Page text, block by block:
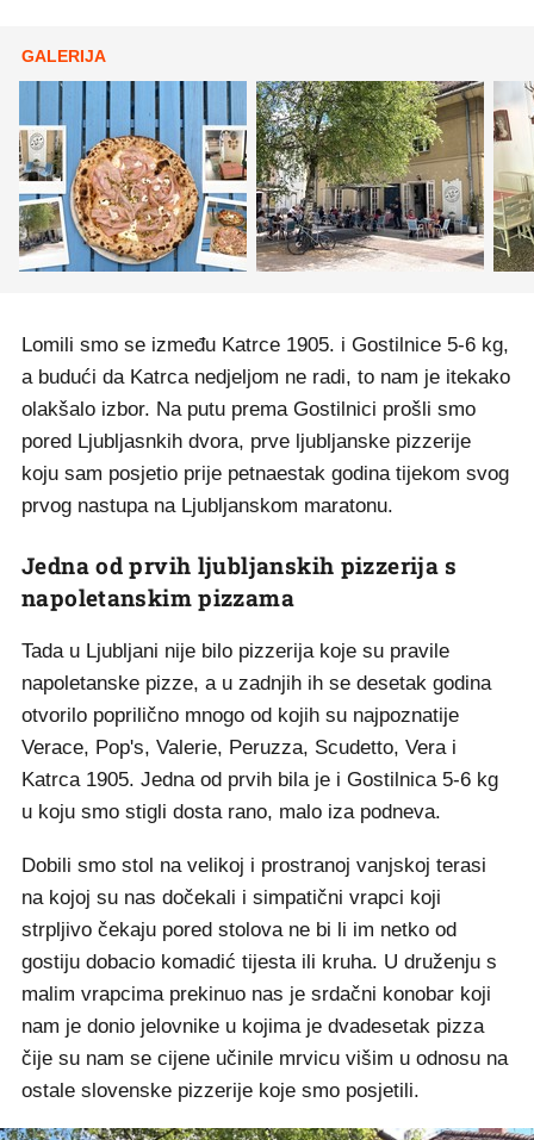
GALERIJA
Lomili smo se između Katrce 1905. i Gostilnice 5-6 kg,
a budući da Katrca nedjeljom ne radi, to nam je itekako
olakšalo izbor. Na putu prema Gostilnici prošli smo
pored Ljubljasnkih dvora, prve ljubljanske pizzerije
koju sam posjetio prije petnaestak godina tijekom svog
prvog nastupa na Ljubljanskom maratonu.
Jedna od prvih ljubljanskih pizzerija s
napoletanskim pizzama
Tada u Ljubljani nije bilo pizzerija koje su pravile
napoletanske pizze, a u zadnjih ih se desetak godina
otvorilo poprilično mnogo od kojih su najpoznatije
Verace, Pop's, Valerie, Peruzza, Scudetto, Vera i
Katrca 1905. Jedna od prvih bila je i Gostilnica 5-6 kg
u koju smo stigli dosta rano, malo iza podneva.
Dobili smo stol na velikoj i prostranoj vanjskoj terasi
na kojoj su nas dočekali i simpatični vrapci koji
strpljivo čekaju pored stolova ne bi li im netko od
gostiju dobacio komadić tijesta ili kruha. U druženju s
malim vrapcima prekinuo nas je srdačni konobar koji
nam je donio jelovnike u kojima je dvadesetak pizza
čije su nam se cijene učinile mrvicu višim u odnosu na
ostale slovenske pizzerije koje smo posjetili.